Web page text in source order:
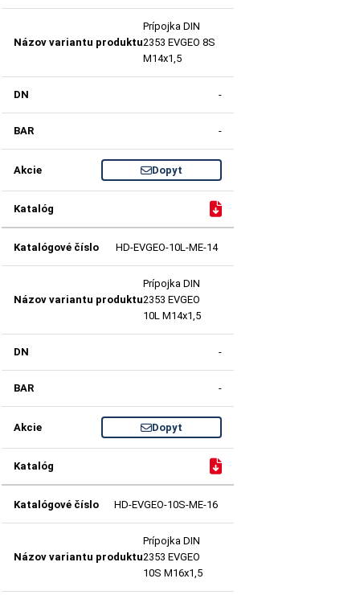
Prípojka DIN
2353 EVGEO 8S
M14x1,5
-
-
Dopyt
HD-EVGEO-10L-ME-14
Prípojka DIN
2353 EVGEO
10L M14x1,5
-
-
Dopyt
HD-EVGEO-10S-ME-16
Prípojka DIN
2353 EVGEO
10S M16x1,5